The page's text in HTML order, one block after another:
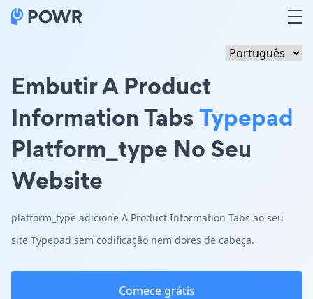
Embutir A Product
Information TabsTypepad
Platform_type No Seu
Website
platform_type adicione A Product Information Tabs ao seu
site Typepad sem codificação nem dores de cabeça.
Comece grátis